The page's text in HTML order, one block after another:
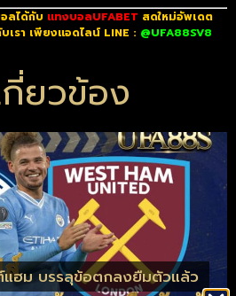
ลได้กับ แทงบอลUFABET สดใหม่อัพเดต
เรา เพียงแอดไลน์ LINE : @UFA88SV8
ยวข้อง
ฮม บรรลุข้อตกลงยืมตัวแล้ว